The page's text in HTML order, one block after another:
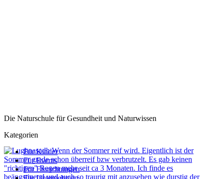
Die Naturschule für Gesundheit und Naturwissen
Kategorien
Für Kinder
Für Events
Für Einrichtungen